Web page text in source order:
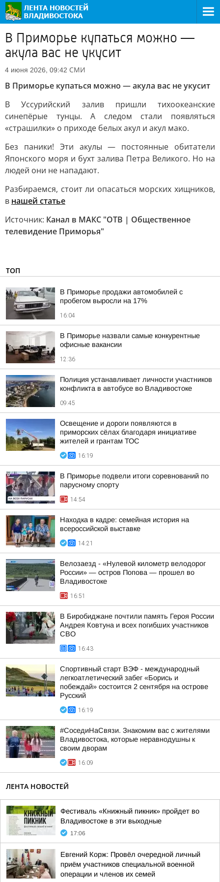
В Приморье купаться можно —
акула вас не укусит
4 июня 2026, 09:42 СМИ
В Приморье купаться можно — акула вас не укусит
В Уссурийский залив пришли тихоокеанские
синепёрые тунцы. А следом стали появляться
«страшилки» о приходе белых акул и акул мако.
Без паники! Эти акулы — постоянные обитатели
Японского моря и бухт залива Петра Великого. Но на
людей они не нападают.
Разбираемся, стоит ли опасаться морских хищников,
в нашей статье
Источник: Канал в МАКС "ОТВ | Общественное
телевидение Приморья"
ТОП
В Приморье продажи автомобилей с
пробегом выросли на 17%
16:04
В Приморье назвали самые конкурентные
офисные вакансии
12:36
Полиция устанавливает личности участников
конфликта в автобусе во Владивостоке
09:45
Освещение и дороги появляются в
приморских сёлах благодаря инициативе
жителей и грантам ТОС
16:19
В Приморье подвели итоги соревнований по
парусному спорту
14:54
Находка в кадре: семейная история на
всероссийской выставке
14:21
Велозаезд - «Нулевой километр велодорог
России» — остров Попова — прошел во
Владивостоке
16:51
В Биробиджане почтили память Героя России
Андрея Ковтуна и всех погибших участников
СВО
16:43
Спортивный старт ВЭФ - международный
легкоатлетический забег «Борись и
побеждай» состоится 2 сентября на острове
Русский
16:19
#СоседиНаСвязи. Знакомим вас с жителями
Владивостока, которые неравнодушны к
своим дворам
16:09
ЛЕНТА НОВОСТЕЙ
Фестиваль «Книжный пикник» пройдет во
Владивостоке в эти выходные
17:06
Евгений Корж: Провёл очередной личный
приём участников специальной военной
операции и членов их семей